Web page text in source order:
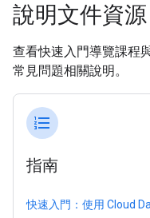
說明文件資源
查看快速入門導覽課程
常見問題相關說明。
format_list_numbered
指南
快速入門：使用 Cloud